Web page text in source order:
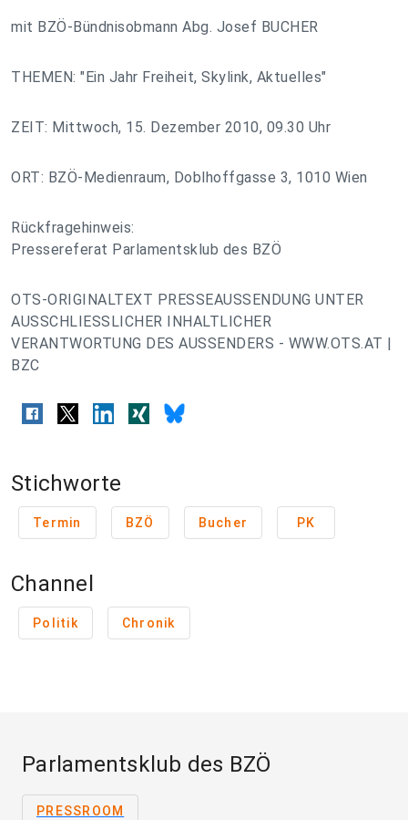
mit BZÖ-Bündnisobmann Abg. Josef BUCHER
THEMEN: "Ein Jahr Freiheit, Skylink, Aktuelles"
ZEIT: Mittwoch, 15. Dezember 2010, 09.30 Uhr
ORT: BZÖ-Medienraum, Doblhoffgasse 3, 1010 Wien
Rückfragehinweis:
Pressereferat Parlamentsklub des BZÖ
OTS-ORIGINALTEXT PRESSEAUSSENDUNG UNTER
AUSSCHLIESSLICHER INHALTLICHER
VERANTWORTUNG DES AUSSENDERS - WWW.OTS.AT |
BZC
Stichworte
Termin BZÖ Bucher PK
Channel
Politik Chronik
Parlamentsklub des BZÖ
PRESSROOM